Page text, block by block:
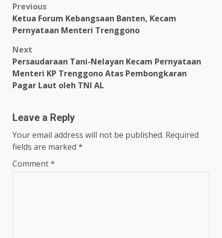
Post
navigation
Previous
Ketua Forum Kebangsaan Banten, Kecam
Pernyataan Menteri Trenggono
Next
Persaudaraan Tani-Nelayan Kecam Pernyataan
Menteri KP Trenggono Atas Pembongkaran
Pagar Laut oleh TNI AL
Leave a Reply
Your email address will not be published. Required
fields are marked *
Comment*